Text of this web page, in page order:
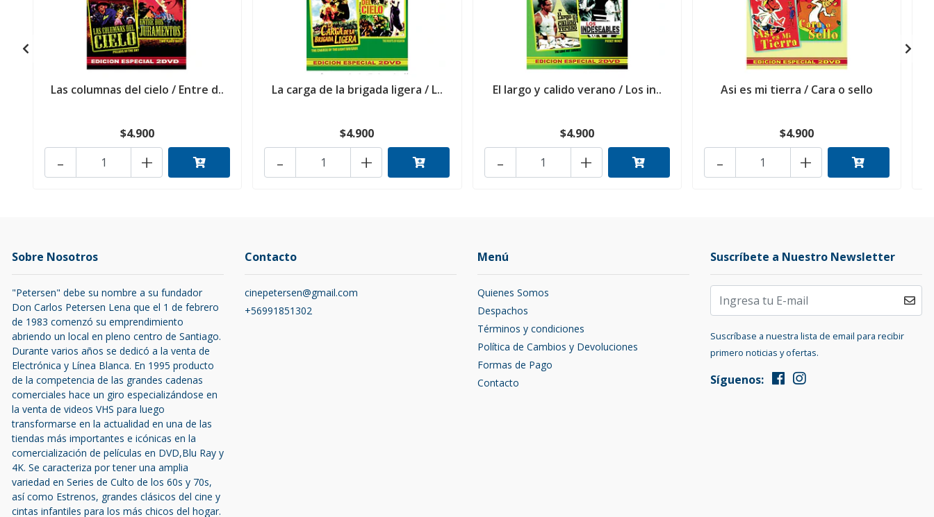
Las columnas del cielo / Entre d..
$4.900
+
-
La carga de la brigada ligera / L..
$4.900
+
-
El largo y calido verano / Los in..
$4.900
+
-
Asi es mi tierra / Cara o sello
$4.900
+
-
Sobre Nosotros
"Petersen" debe su nombre a su fundador
Don Carlos Petersen Lena que el 1 de febrero
de 1983 comenzó su emprendimiento
abriendo un local en pleno centro de Santiago.
Durante varios años se dedicó a la venta de
Electrónica y Línea Blanca. En 1995 producto
de la competencia de las grandes cadenas
comerciales hace un giro especializándose en
la venta de videos VHS para luego
transformarse en la actualidad en una de las
tiendas más importantes e icónicas en la
comercialización de películas en DVD,Blu Ray y
4K. Se caracteriza por tener una amplia
variedad en Series de Culto de los 60s y 70s,
así como Estrenos, grandes clásicos del cine y
cintas infantiles para los más chicos del hogar.
Contacto
cinepetersen@gmail.com
+56991851302
Menú
Quienes Somos
Despachos
Términos y condiciones
Política de Cambios y Devoluciones
Formas de Pago
Contacto
Suscríbete a Nuestro Newsletter
Suscríbase a nuestra lista de email para recibir
primero noticias y ofertas.
Síguenos: